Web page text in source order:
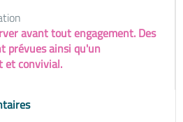
avant tout engagement. Des
prévues ainsi qu'un
et convivial.